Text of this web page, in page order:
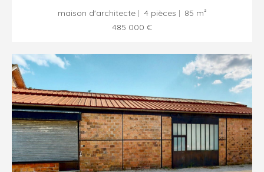
maison d'architecte
4 pièces
85 m²
485 000 €